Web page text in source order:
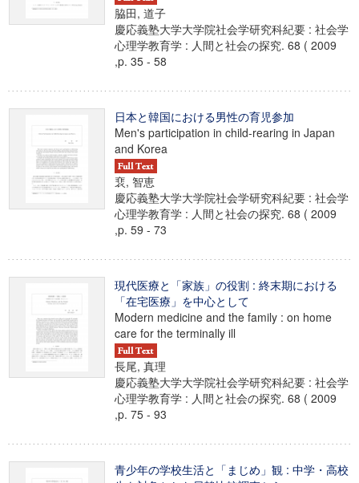
脇田, 道子
慶応義塾大学大学院社会学研究科紀要 : 社会学
心理学教育学 : 人間と社会の探究. 68 ( 2009
,p. 35 - 58
日本と韓国における男性の育児参加
Men's participation in child-rearing in Japan
and Korea
裵, 智恵
慶応義塾大学大学院社会学研究科紀要 : 社会学
心理学教育学 : 人間と社会の探究. 68 ( 2009
,p. 59 - 73
現代医療と「家族」の役割 : 終末期における
「在宅医療」を中心として
Modern medicine and the family : on home
care for the terminally ill
長尾, 真理
慶応義塾大学大学院社会学研究科紀要 : 社会学
心理学教育学 : 人間と社会の探究. 68 ( 2009
,p. 75 - 93
青少年の学校生活と「まじめ」観 : 中学・高校